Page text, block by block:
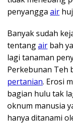
penyangga air
Banyak sudah
tentangair bah
lagi tanaman
Perkebunan Teh
pertanian. Erosi
bagian hulu tak
oknum manusia
hanya ditanami